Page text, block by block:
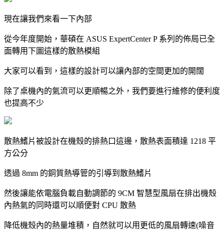
現在讓我們來看一下內部
從今年度開始，華碩在 ASUS ExpertCenter P 系列的佈局已全
面轉用下圖這樣的散熱模組
大家可以看到，這樣的設計可以讓內部的空間更加的開闊
除了桌機內的氣流可以更順暢之外，我們要進行維修的便利度
也提高不少
散熱鰭片被設計在機殼的排熱口這邊，散熱表面積達 1218 平
方公分
透過 8mm 的銅質熱導管的引導到散熱鰭片
然後讓能依電腦負載自動調節的 9CM 智慧型風扇在排出機殼
內熱氣的同時還可以順便對 CPU 散熱
降低機殼內的熱量堆積，自然就可以用更低的風扇轉速(噪音